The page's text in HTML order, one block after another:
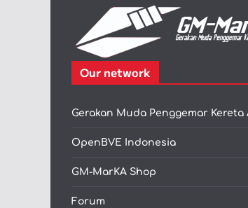
Our network
Gerakan Muda Penggemar Kereta
OpenBVE Indonesia
GM-MarKA Shop
Forum